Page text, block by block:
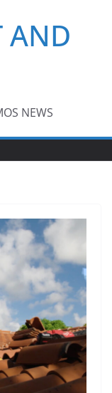
AND
NEWS